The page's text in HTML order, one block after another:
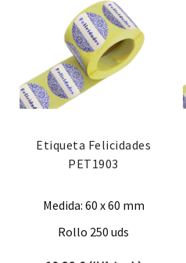
Etiqueta Felicidades
PET1903
Medida: 60 x 60 mm
Rollo 250 uds